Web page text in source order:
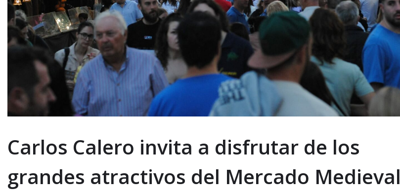
Carlos Calero invita a disfrutar de los
grandes atractivos del Mercado Medieval